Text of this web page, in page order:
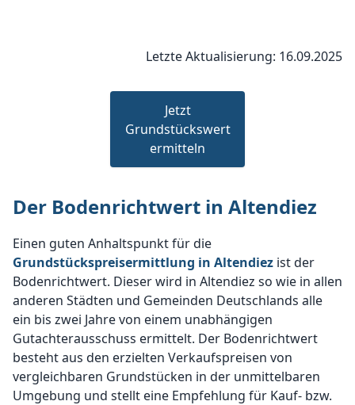
Letzte Aktualisierung: 16.09.2025
Jetzt
Grundstückswert
ermitteln
Der Bodenrichtwert in Altendiez
Einen guten Anhaltspunkt für die
Grundstückspreisermittlung in Altendiez ist der
Bodenrichtwert. Dieser wird in Altendiez so wie in allen
anderen Städten und Gemeinden Deutschlands alle
ein bis zwei Jahre von einem unabhängigen
Gutachterausschuss ermittelt. Der Bodenrichtwert
besteht aus den erzielten Verkaufspreisen von
vergleichbaren Grundstücken in der unmittelbaren
Umgebung und stellt eine Empfehlung für Kauf- bzw.